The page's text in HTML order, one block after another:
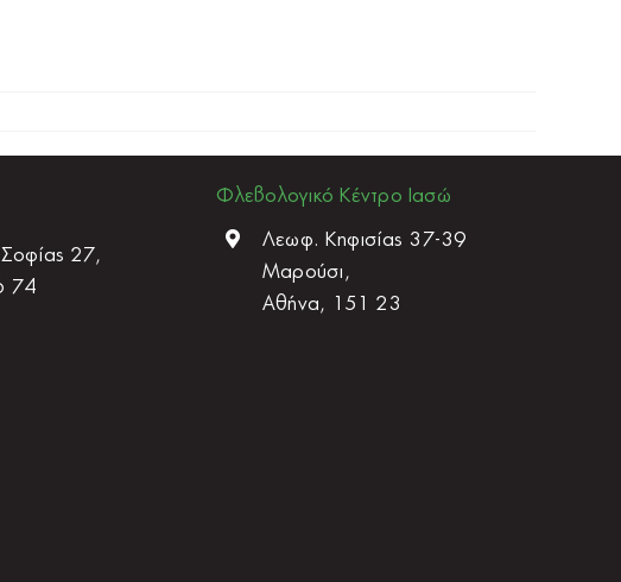
Σοφίας 27,
74
Φλεβολογικό Κέντρο Ιασώ
Λεωφ. Κηφισίας 37-39
Μαρούσι,
Αθήνα, 151 23